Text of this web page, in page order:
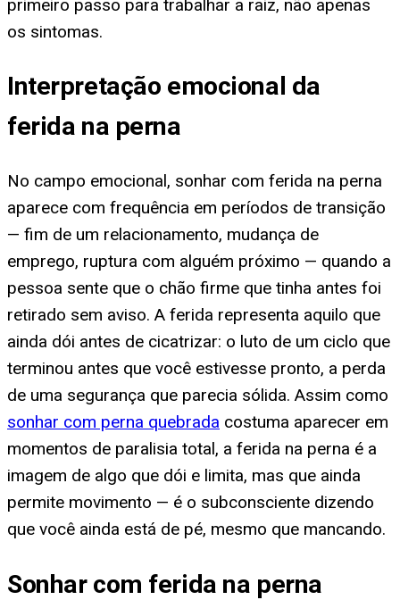
primeiro passo para trabalhar a raiz, não apenas
os sintomas.
Interpretação emocional da
ferida na perna
No campo emocional, sonhar com ferida na perna
aparece com frequência em períodos de transição
— fim de um relacionamento, mudança de
emprego, ruptura com alguém próximo — quando a
pessoa sente que o chão firme que tinha antes foi
retirado sem aviso. A ferida representa aquilo que
ainda dói antes de cicatrizar: o luto de um ciclo que
terminou antes que você estivesse pronto, a perda
de uma segurança que parecia sólida. Assim como
sonhar com perna quebrada costuma aparecer em
momentos de paralisia total, a ferida na perna é a
imagem de algo que dói e limita, mas que ainda
permite movimento — é o subconsciente dizendo
que você ainda está de pé, mesmo que mancando.
Sonhar com ferida na perna